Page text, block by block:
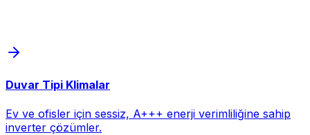
Duvar Tipi Klimalar
Ev ve ofisler için sessiz, A+++ enerji verimliliğine sahip
inverter çözümler.